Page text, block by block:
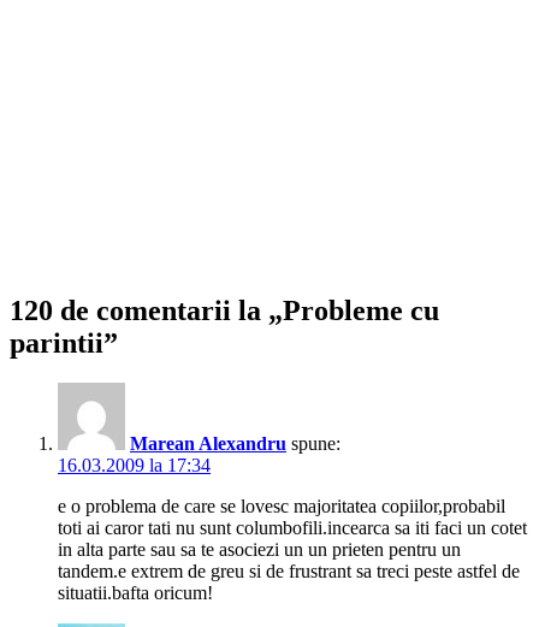
120 de comentarii la „Probleme cu
parintii”
Marean Alexandru spune:
16.03.2009 la 17:34
e o problema de care se lovesc majoritatea copiilor,probabil
toti ai caror tati nu sunt columbofili.incearca sa iti faci un cotet
in alta parte sau sa te asociezi un un prieten pentru un
tandem.e extrem de greu si de frustrant sa treci peste astfel de
situatii.bafta oricum!